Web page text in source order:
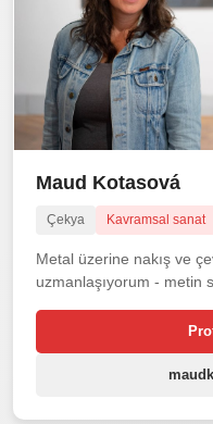
Maud Kotasová
Çekya Kavramsal sanat
Metal üzerine nakış ve
uzmanlaşıyorum - metin